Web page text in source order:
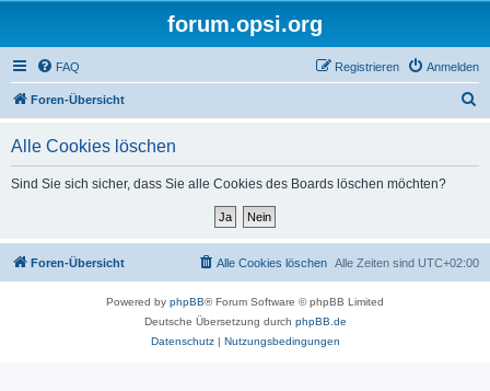
forum.opsi.org
FAQ Anmelden
Registrieren
Foren-Übersicht
Alle Cookies löschen
Sind Sie sich sicher, dass Sie alle Cookies des Boards löschen möchten?
Foren-Übersicht Alle Zeiten sind UTC+02:00
Alle Cookies löschen
Powered by phpBB® Forum Software © phpBB Limited
Deutsche Übersetzung durch phpBB.de
Datenschutz| Nutzungsbedingungen